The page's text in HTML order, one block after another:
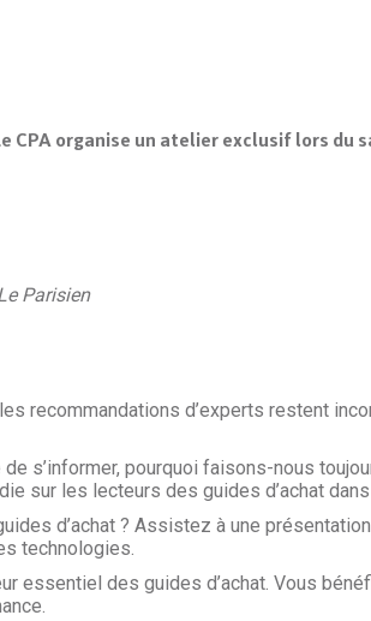
CPA organise un atelier exclusif lors du
Parisien
recommandations d’experts restent
s’informer, pourquoi faisons-nous
sur les lecteurs des guides d’achat
d’achat ? Assistez à une
technologies.
essentiel des guides d’achat. Vous